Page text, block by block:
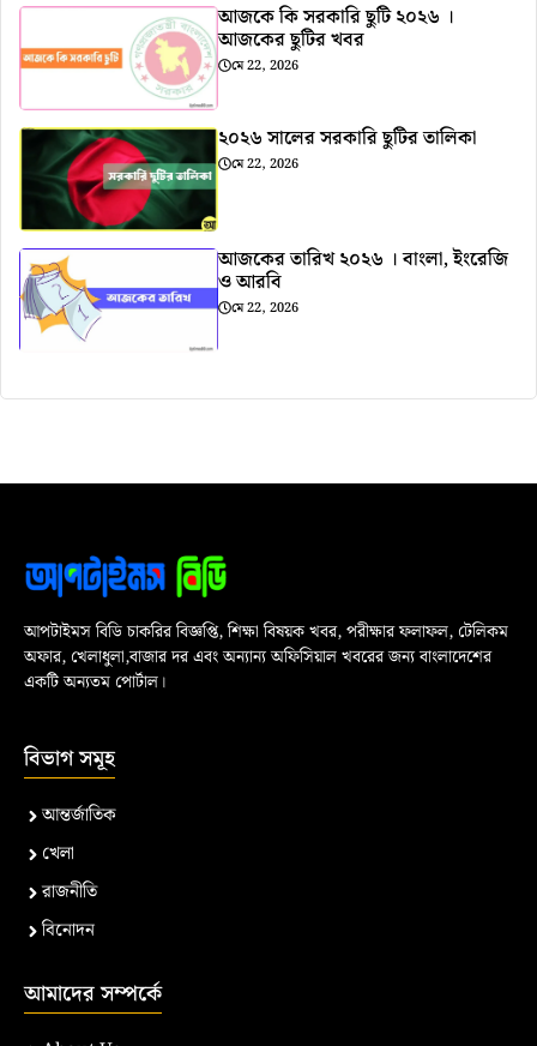
আজকে কি সরকারি ছুটি ২০২৬ ।
আজকের ছুটির খবর
মে 22, 2026
২০২৬ সালের সরকারি ছুটির তালিকা
মে 22, 2026
আজকের তারিখ ২০২৬ । বাংলা, ইংরেজি
ও আরবি
মে 22, 2026
আপটাইমস বিডি চাকরির বিজ্ঞপ্তি, শিক্ষা বিষয়ক খবর, পরীক্ষার ফলাফল, টেলিকম
অফার, খেলাধুলা,বাজার দর এবং অন্যান্য অফিসিয়াল খবরের জন্য বাংলাদেশের
একটি অন্যতম পোর্টাল।
বিভাগ সমূহ
আন্তর্জাতিক
খেলা
রাজনীতি
বিনোদন
আমাদের সম্পর্কে